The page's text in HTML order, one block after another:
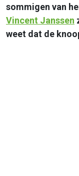
sommigen van
Vincent Janssen
weet dat de